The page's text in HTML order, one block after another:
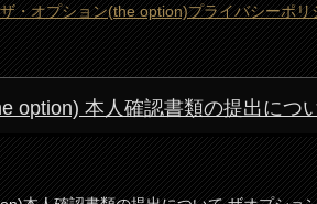
・オプション(the option)プライバシーポ
option) 本人確認書類の提出につ